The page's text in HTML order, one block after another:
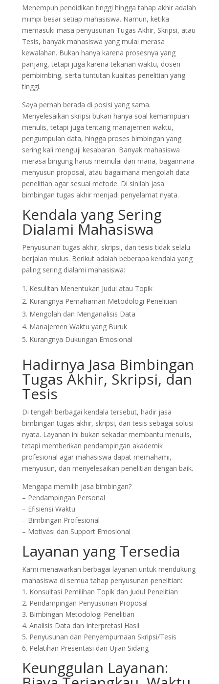
Menempuh pendidikan tinggi hingga tahap akhir adalah
mimpi besar setiap mahasiswa. Namun, ketika
memasuki masa penyusunan Tugas Akhir, Skripsi, atau
Tesis, banyak mahasiswa yang mulai merasa
kewalahan. Bukan hanya karena prosesnya yang
panjang, tetapi juga karena tekanan waktu, dosen
pembimbing, serta tuntutan kualitas penelitian yang
tinggi.
Saya pernah berada di posisi yang sama.
Menyelesaikan skripsi bukan hanya soal kemampuan
menulis, tetapi juga tentang manajemen waktu,
pengumpulan data, hingga proses bimbingan yang
sering kali menguji kesabaran. Banyak mahasiswa
merasa bingung harus memulai dari mana, bagaimana
menyusun proposal, atau bagaimana mengolah data
penelitian agar sesuai metode. Di sinilah jasa
bimbingan tugas akhir menjadi penyelamat nyata.
Kendala yang Sering
Dialami Mahasiswa
Penyusunan tugas akhir, skripsi, dan tesis tidak selalu
berjalan mulus. Berikut adalah beberapa kendala yang
paling sering dialami mahasiswa:
Kesulitan Menentukan Judul atau Topik
Kurangnya Pemahaman Metodologi Penelitian
Mengolah dan Menganalisis Data
Manajemen Waktu yang Buruk
Kurangnya Dukungan Emosional
Hadirnya Jasa Bimbingan
Tugas Akhir, Skripsi, dan
Tesis
Di tengah berbagai kendala tersebut, hadir jasa
bimbingan tugas akhir, skripsi, dan tesis sebagai solusi
nyata. Layanan ini bukan sekadar membantu menulis,
tetapi memberikan pendampingan akademik
profesional agar mahasiswa dapat memahami,
menyusun, dan menyelesaikan penelitian dengan baik.
Mengapa memilih jasa bimbingan?
– Pendampingan Personal
– Efisiensi Waktu
– Bimbingan Profesional
– Motivasi dan Support Emosional
Layanan yang Tersedia
Kami menawarkan berbagai layanan untuk mendukung
mahasiswa di semua tahap penyusunan penelitian:
1. Konsultasi Pemilihan Topik dan Judul Penelitian
2. Pendampingan Penyusunan Proposal
3. Bimbingan Metodologi Penelitian
4. Analisis Data dan Interpretasi Hasil
5. Penyusunan dan Penyempurnaan Skripsi/Tesis
6. Pelatihan Presentasi dan Ujian Sidang
Keunggulan Layanan: